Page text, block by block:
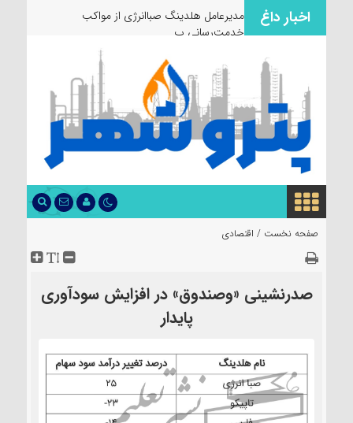
اخبار داغ
مدیرعامل هلدینگ صباانرژی از مواکب
خدمت‌رسانی به زائران
صفحه نخست / اقتصادی
صدرنشینی «وصندوق» در افزایش سودآوری
پایدار